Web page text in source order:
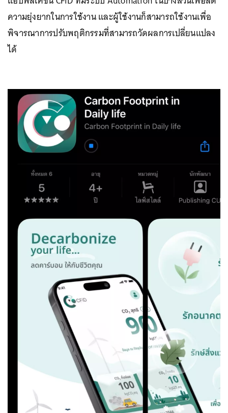
ความยุ่งยากในการใช้งาน และผู้ใช้งานก็สามารถใช้งานเพื่อ
พิจารณาการปรับพฤติกรรมที่สามารถวัดผลการเปลี่ยนแปลง
ได้